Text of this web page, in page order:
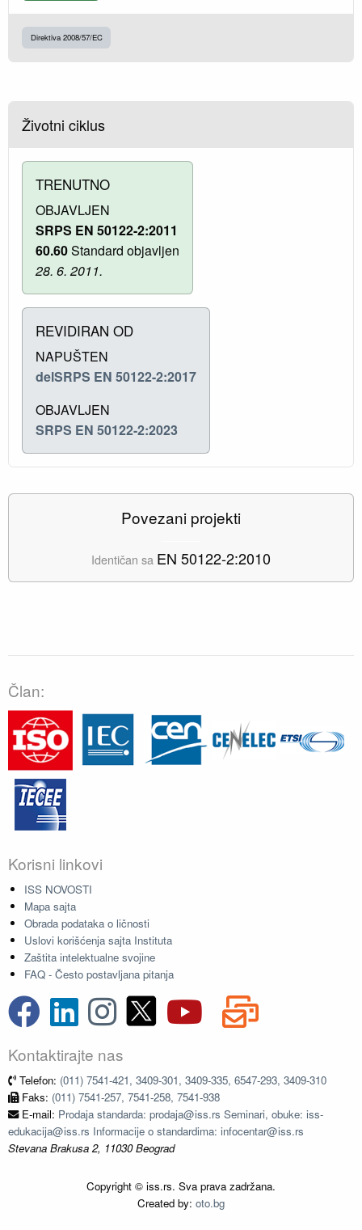
Direktiva 2008/57/EC
Životni ciklus
TRENUTNO
OBJAVLJEN
SRPS EN 50122-2:2011
60.60Standard objavljen
28. 6. 2011.
REVIDIRAN OD
NAPUŠTEN
delSRPS EN 50122-2:2017
OBJAVLJEN
SRPS EN 50122-2:2023
Povezani projekti
Identičan sa EN 50122-2:2010
Član:
Korisni linkovi
ISS NOVOSTI
Mapa sajta
Obrada podataka o ličnosti
Uslovi korišćenja sajta Instituta
Zaštita intelektualne svojine
FAQ - Često postavljana pitanja
Kontaktirajte nas
Telefon: (011) 7541-421, 3409-301, 3409-335, 6547-293, 3409-310
Faks: (011) 7541-257, 7541-258, 7541-938
E-mail: Prodaja standarda: prodaja@iss.rs Seminari, obuke: iss-
edukacija@iss.rs Informacije o standardima: infocentar@iss.rs
Stevana Brakusa 2, 11030 Beograd
Copyright © iss.rs. Sva prava zadržana.
Created by: oto.bg